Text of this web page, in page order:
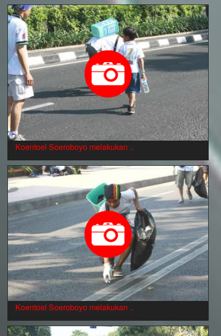
Koentoel Soeroboyo melakukan ..
Koentoel Soeroboyo melakukan ..